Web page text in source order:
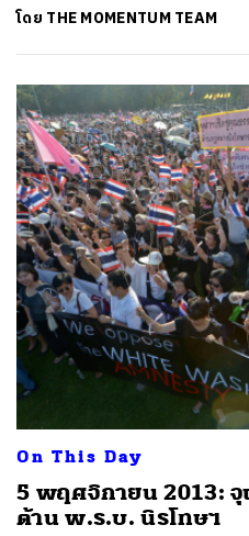
โดย THE MOMENTUM TEAM
On This Day
5 พฤศจิกายน 2013:
ต้าน พ.ร.บ. นิรโทษฯ